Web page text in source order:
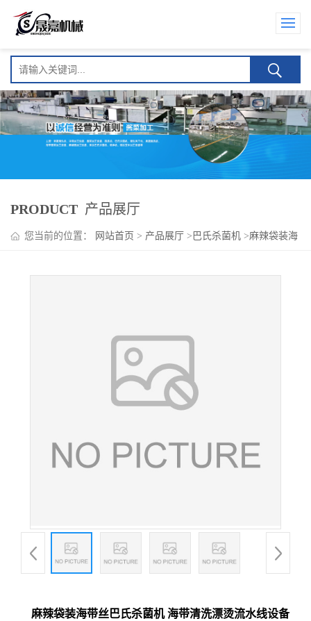
PRODUCT 产品展厅
您当前的位置： 网站首页 > 产品展厅 > 巴氏杀菌机 >麻辣袋装海
麻辣袋装海带丝巴氏杀菌机 海带清洗漂烫流水线设备